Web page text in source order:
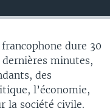
dure 30
minutes,
des
l’économie,
la société civile.